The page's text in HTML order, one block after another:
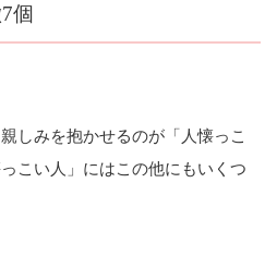
個
しみを抱かせるのが「人懐っこ
こい人」にはこの他にもいくつ